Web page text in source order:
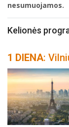
nesumuojamos.
Kelionės
1 DIENA: